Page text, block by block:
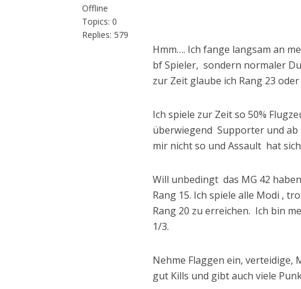
Offline
Topics: 0
Replies: 579
Hmm…. Ich fange langsam an
bf Spieler, sondern normaler
zur Zeit glaube ich Rang 23 oder
Ich spiele zur Zeit so 50%
überwiegend Supporter und ab
mir nicht so und Assault hat
Will unbedingt das MG 42
Rang 15. Ich spiele alle Modi ,
Rang 20 zu erreichen. Ich bin
1/3.
Nehme Flaggen ein, verteidige,
gut Kills und gibt auch viele